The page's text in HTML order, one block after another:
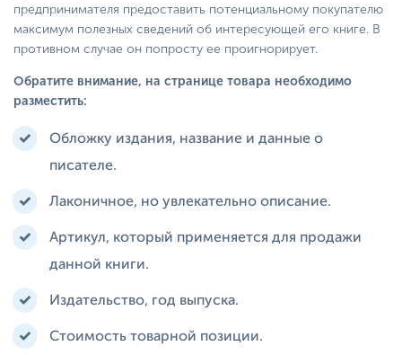
предпринимателя предоставить потенциальному покупателю
максимум полезных сведений об интересующей его книге. В
противном случае он попросту ее проигнорирует.
Обратите внимание, на странице товара необходимо
разместить:
Обложку издания, название и данные о
писателе.
Лаконичное, но увлекательно описание.
Артикул, который применяется для продажи
данной книги.
Издательство, год выпуска.
Стоимость товарной позиции.